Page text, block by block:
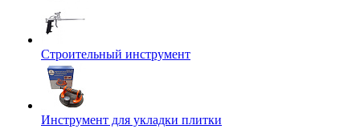
Строительный инструмент
Инструмент для укладки плитки